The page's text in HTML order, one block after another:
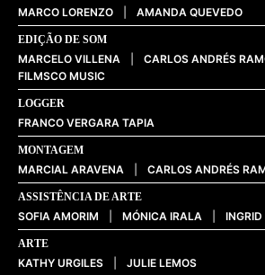
MARCO LORENZO AMANDA QUEVEDO
EDIÇÃO DE SOM
MARCELO VILLENA CARLOS ANDRÉS
FILMSCO MUSIC
LOGGER
FRANCO VERGARA TAPIA
MONTAGEM
MARCIAL ARAVENA CARLOS ANDRÉS
ASSISTÊNCIA DE ARTE
SOFIA AMORIM MÓNICA IRALA
ARTE
KATHY URGILES JULIE LEMOS